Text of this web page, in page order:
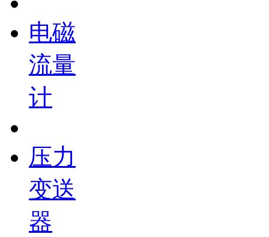
电磁
流量
计
压力
变送
器